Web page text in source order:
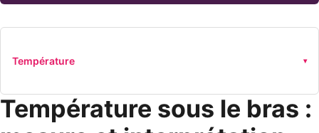
Température ▾
Température sous le bras :